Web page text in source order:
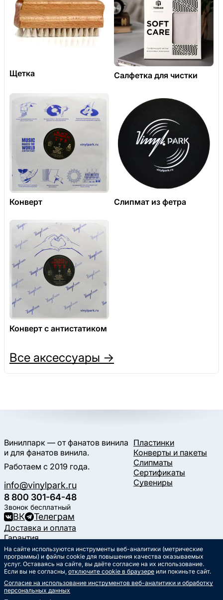
Щетка Салфетка для чистки
Конверт Слипмат из фетра
Конверт с антистатиком
Все аксессуары →
Винилпарк — от фанатов винила
и для фанатов винила.
Работаем с 2019 года.
info@vinylpark.ru
8 800 301-64-48
Звонок бесплатный
ВК Телеграм
Пластинки
Конверты и пакеты
Слипматы
Сертификаты
Сувениры
Доставка и оплата
Гарантия
Контакты
Статьи
Музыкальный календарь
Публичная оферта
Политика обработки
На сайте используются инструменты веб-аналитики (метрические
программы) и файлы cookie для повышения качества оказываемых
услуг. Оставаясь на сайте, вы даёте согласие на их использование.
Если вы не согласны, отключите cookie в браузере или покиньте сайт.
Согласие на использование инструментов веб-аналитики и обработку
персональных данных